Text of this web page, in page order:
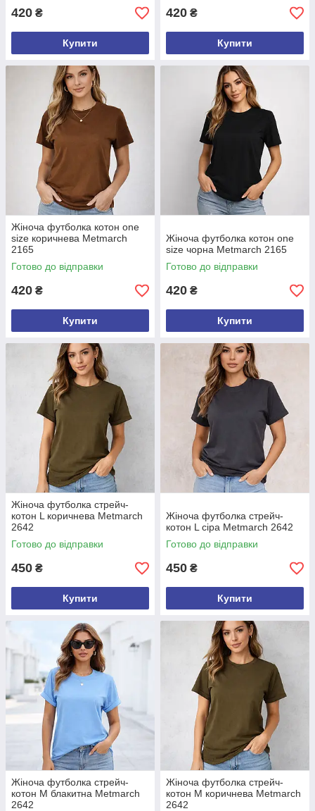
420 ₴
Купити
420 ₴
Купити
Жіноча футболка котон one
size коричнева Metmarch
2165
Готово до відправки
420 ₴
Купити
Жіноча футболка котон one
size чорна Metmarch 2165
Готово до відправки
420 ₴
Купити
Жіноча футболка стрейч-
котон L коричнева Metmarch
2642
Готово до відправки
450 ₴
Купити
Жіноча футболка стрейч-
котон L сіра Metmarch 2642
Готово до відправки
450 ₴
Купити
Жіноча футболка стрейч-
котон М блакитна Metmarch
2642
Жіноча футболка стрейч-
котон М коричнева Metmarch
2642